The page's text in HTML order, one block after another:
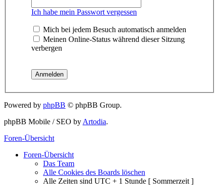
Ich habe mein Passwort vergessen
Mich bei jedem Besuch automatisch anmelden
Meinen Online-Status während dieser Sitzung
verbergen
Powered by phpBB © phpBB Group.
phpBB Mobile / SEO by Artodia.
Foren-Übersicht
Foren-Übersicht
Das Team
Alle Cookies des Boards löschen
Alle Zeiten sind UTC + 1 Stunde [ Sommerzeit ]